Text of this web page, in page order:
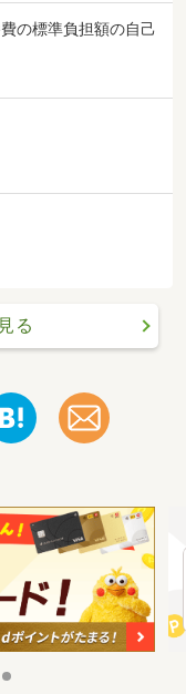
の標準負担額の自己
る